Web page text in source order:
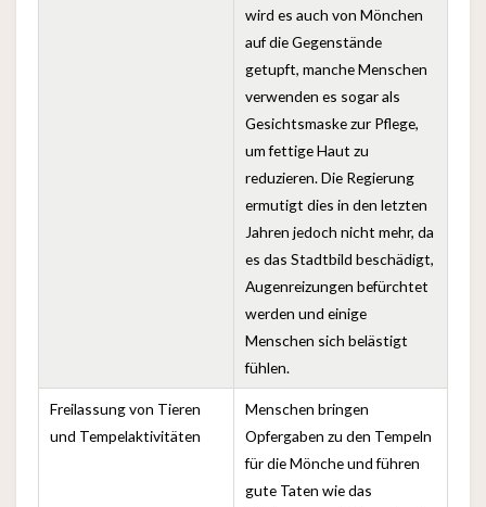
wird es auch von Mönchen
auf die Gegenstände
getupft, manche Menschen
verwenden es sogar als
Gesichtsmaske zur Pflege,
um fettige Haut zu
reduzieren. Die Regierung
ermutigt dies in den letzten
Jahren jedoch nicht mehr, da
es das Stadtbild beschädigt,
Augenreizungen befürchtet
werden und einige
Menschen sich belästigt
fühlen.
Freilassung von Tieren
und Tempelaktivitäten
Menschen bringen
Opfergaben zu den Tempeln
für die Mönche und führen
gute Taten wie das